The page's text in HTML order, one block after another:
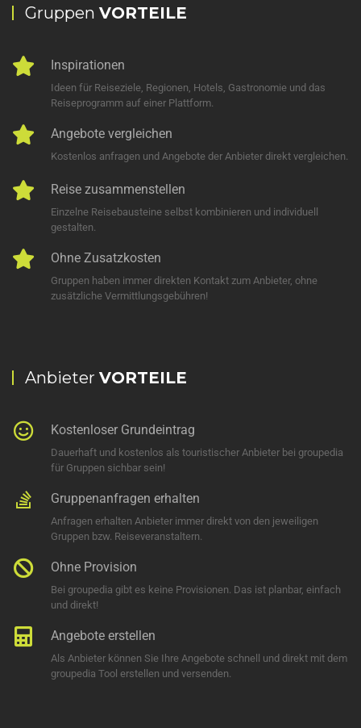
Gruppen VORTEILE
Inspirationen
Ideen für Reiseziele, Regionen, Hotels, Gastronomie und das
Reiseprogramm auf einer Plattform.
Angebote vergleichen
Kostenlos anfragen und Angebote der Anbieter direkt vergleichen.
Reise zusammenstellen
Einzelne Reisebausteine selbst kombinieren und individuell
gestalten.
Ohne Zusatzkosten
Gruppen haben immer direkten Kontakt zum Anbieter, ohne
zusätzliche Vermittlungsgebühren!
Anbieter VORTEILE
Kostenloser Grundeintrag
Dauerhaft und kostenlos als touristischer Anbieter bei groupedia
für Gruppen sichbar sein!
Gruppenanfragen erhalten
Anfragen erhalten Anbieter immer direkt von den jeweiligen
Gruppen bzw. Reiseveranstaltern.
Ohne Provision
Bei groupedia gibt es keine Provisionen. Das ist planbar, einfach
und direkt!
Angebote erstellen
Als Anbieter können Sie Ihre Angebote schnell und direkt mit dem
groupedia Tool erstellen und versenden.